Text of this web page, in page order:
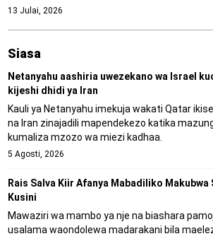
13 Julai, 2026
Siasa
Netanyahu aashiria uwezekano wa Israel
kijeshi dhidi ya Iran
Kauli ya Netanyahu imekuja wakati Qatar
na Iran zinajadili mapendekezo katika
kumaliza mzozo wa miezi kadhaa.
5 Agosti, 2026
Rais Salva Kiir Afanya Mabadiliko
Kusini
Mawaziri wa mambo ya nje na biashara
usalama waondolewa madarakani bila